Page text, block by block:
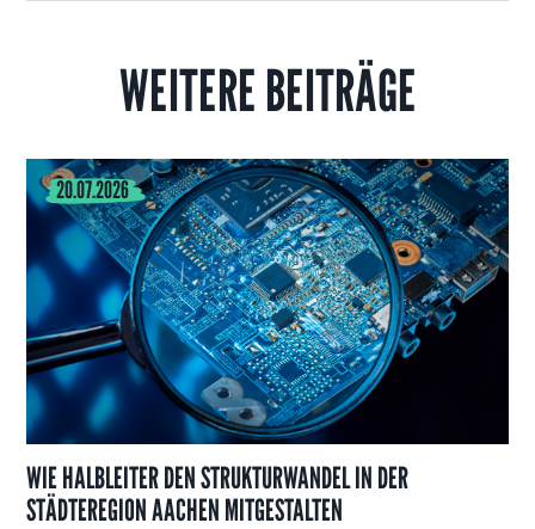
WEITERE BEITRÄGE
20.07.2026
WIE HALBLEITER DEN STRUKTURWANDEL IN DER
STÄDTEREGION AACHEN MITGESTALTEN